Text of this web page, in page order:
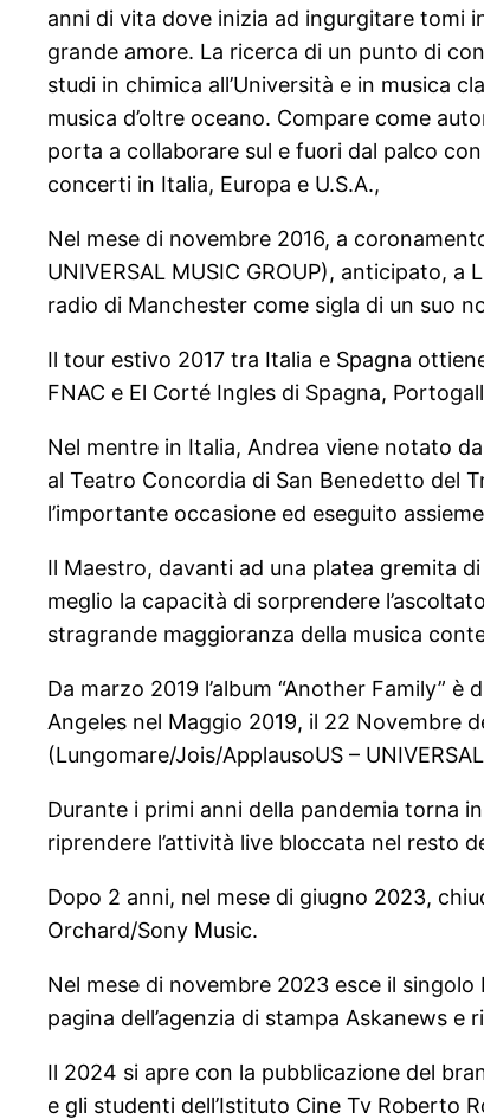
anni di vita dove inizia ad ingurgitare tomi
grande amore. La ricerca di un punto di
studi in chimica all’Università e in musica
musica d’oltre oceano. Compare come
porta a collaborare sul e fuori dal palco
concerti in Italia, Europa e U.S.A.,
Nel mese di novembre 2016, a
UNIVERSAL MUSIC GROUP), anticipato,
radio di Manchester come sigla di un suo
Il tour estivo 2017 tra Italia e Spagna
FNAC e El Corté Ingles di Spagna,
Nel mentre in Italia, Andrea viene notato
al Teatro Concordia di San Benedetto del
l’importante occasione ed eseguito
Il Maestro, davanti ad una platea gremita
meglio la capacità di sorprendere
stragrande maggioranza della musica
Da marzo 2019 l’album “Another Family”
Angeles nel Maggio 2019, il 22 Novembre
(Lungomare/Jois/ApplausoUS –
Durante i primi anni della pandemia torna
riprendere l’attività live bloccata nel resto
Dopo 2 anni, nel mese di giugno 2023,
Orchard/Sony Music.
Nel mese di novembre 2023 esce il
pagina dell’agenzia di stampa Askanews
Il 2024 si apre con la pubblicazione del
e gli studenti dell’Istituto Cine Tv Roberto